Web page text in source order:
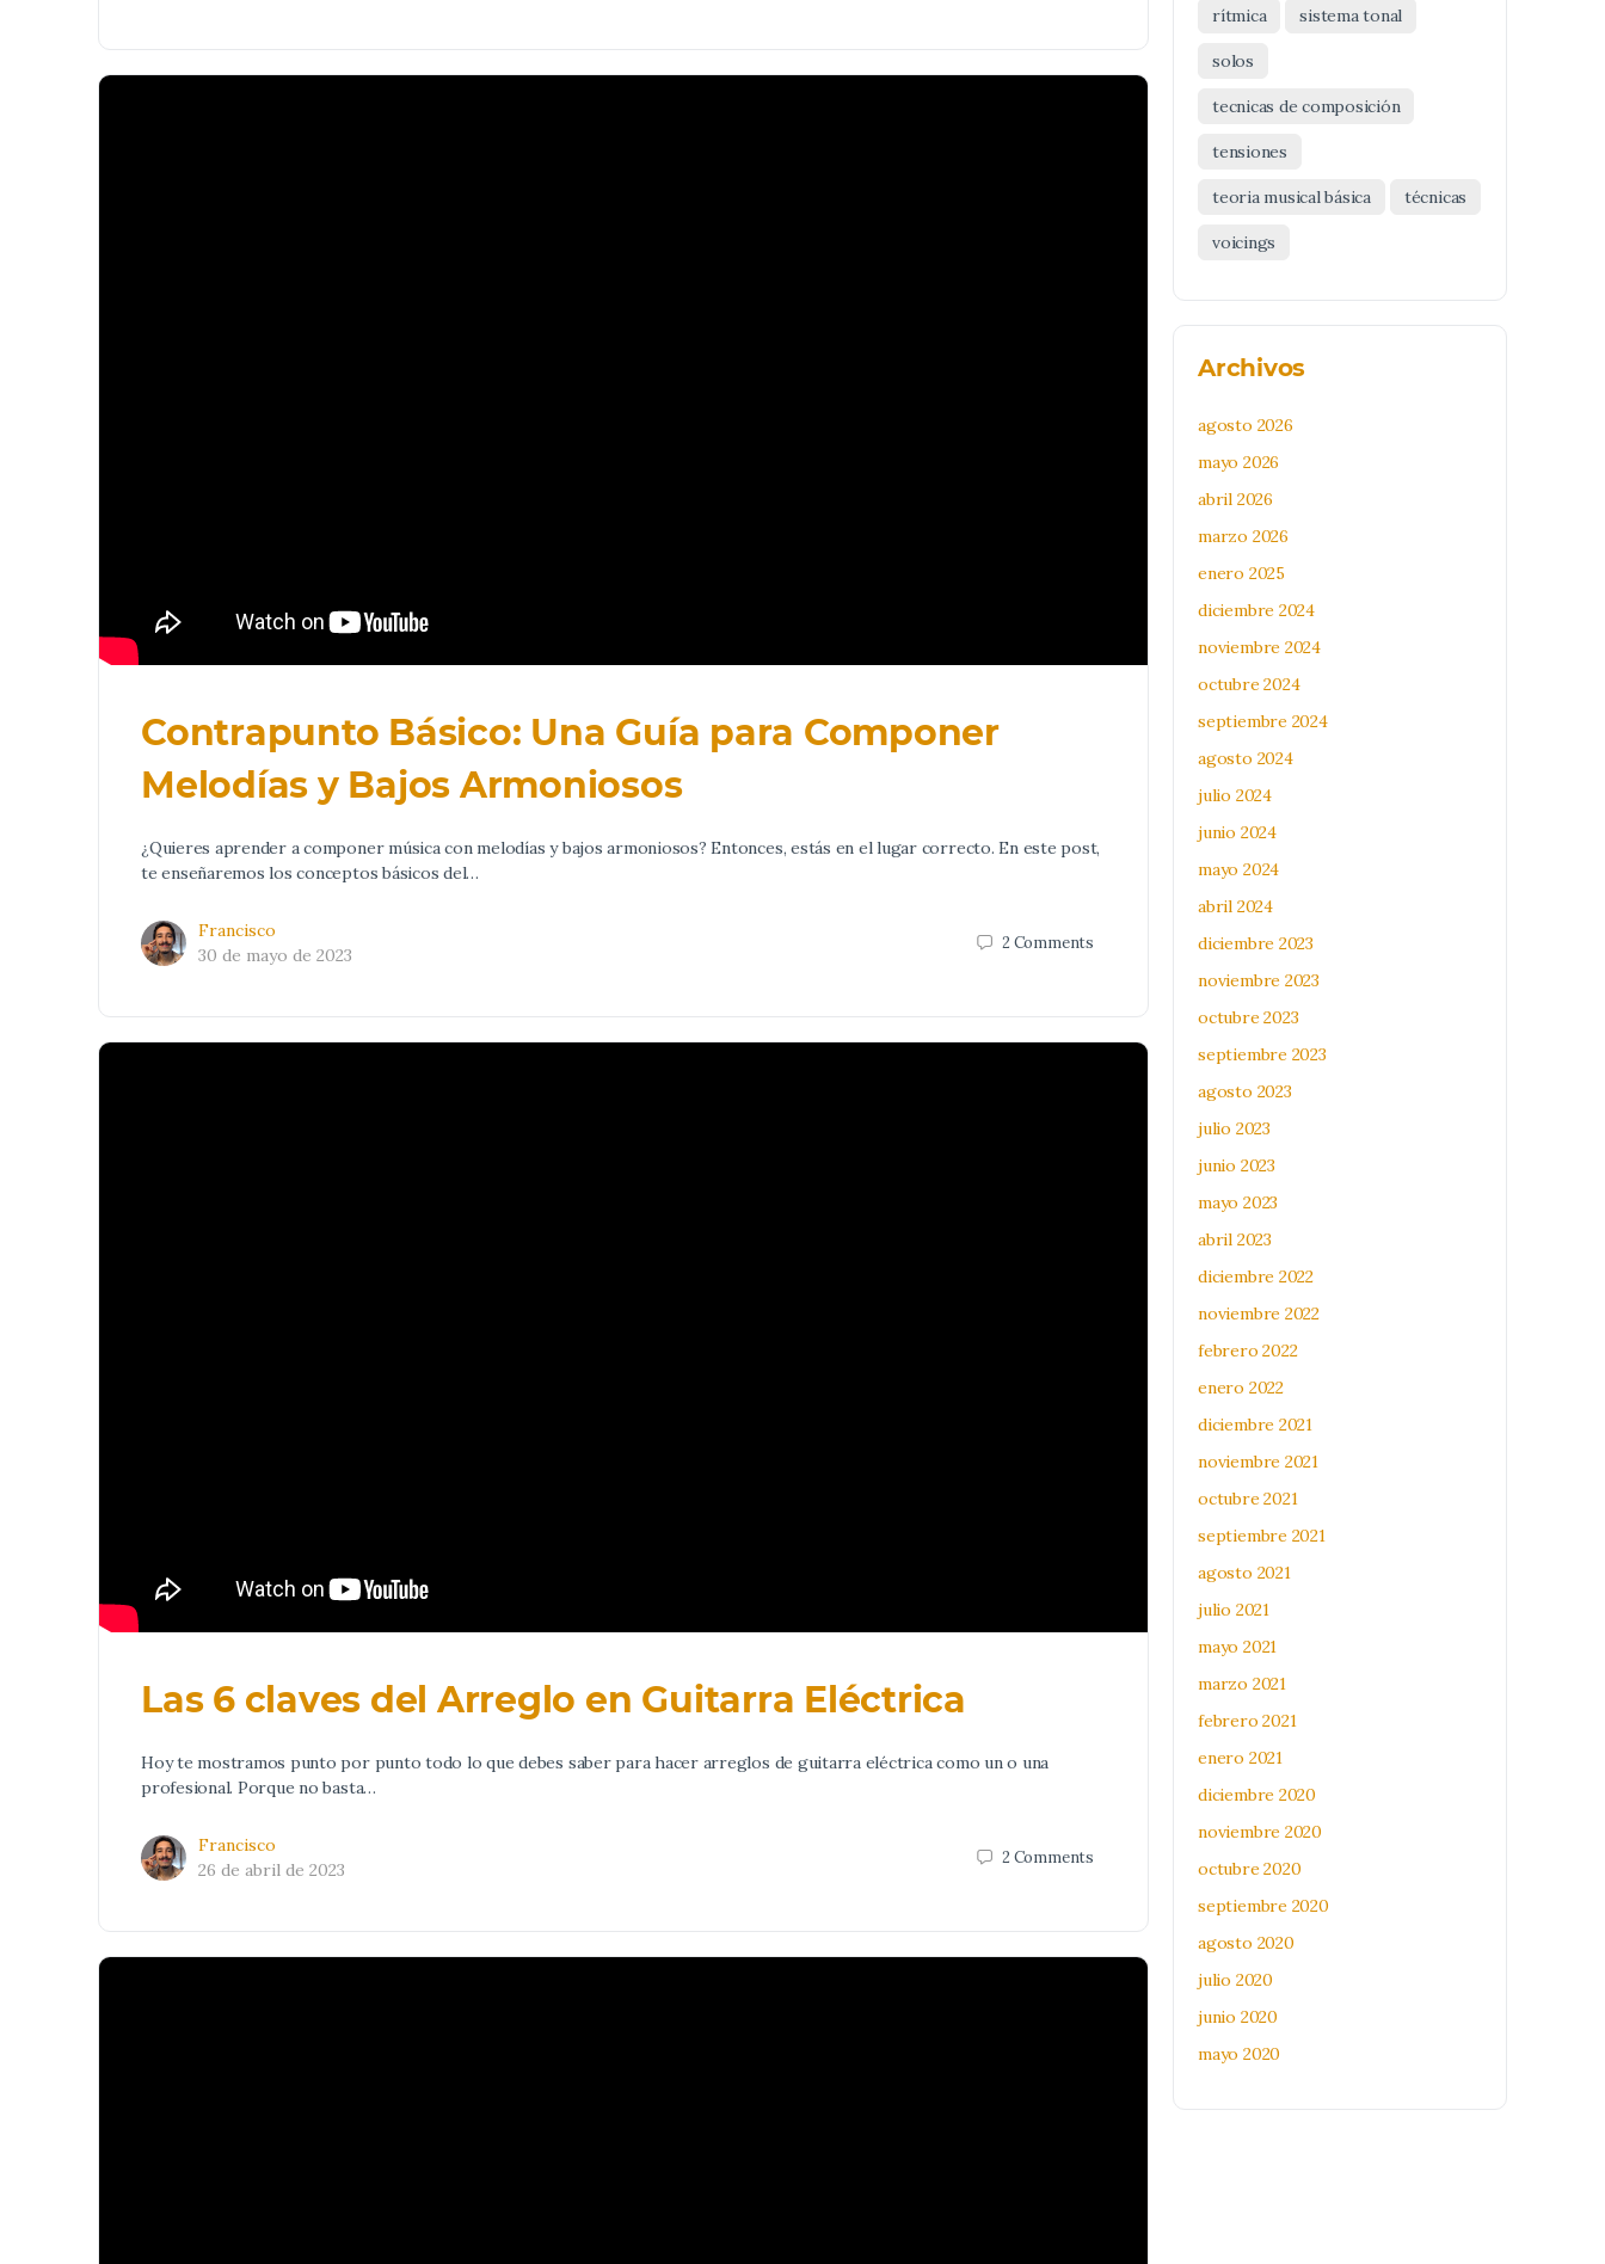
Contrapunto Básico: Una Guía para Componer
Melodías y Bajos Armoniosos
¿Quieres aprender a componer música con melodías y bajos armoniosos? Entonces, estás en el lugar correcto. En este post,
te enseñaremos los conceptos básicos del…
Francisco
30 de mayo de 2023
2 Comments
Las 6 claves del Arreglo en Guitarra Eléctrica
Hoy te mostramos punto por punto todo lo que debes saber para hacer arreglos de guitarra eléctrica como un o una
profesional. Porque no basta…
Francisco
26 de abril de 2023
2 Comments
rítmica sistema tonal
solos
tecnicas de composición
tensiones
teoria musical básica técnicas
voicings
Archivos
agosto 2026
mayo 2026
abril 2026
marzo 2026
enero 2025
diciembre 2024
noviembre 2024
octubre 2024
septiembre 2024
agosto 2024
julio 2024
junio 2024
mayo 2024
abril 2024
diciembre 2023
noviembre 2023
octubre 2023
septiembre 2023
agosto 2023
julio 2023
junio 2023
mayo 2023
abril 2023
diciembre 2022
noviembre 2022
febrero 2022
enero 2022
diciembre 2021
noviembre 2021
octubre 2021
septiembre 2021
agosto 2021
julio 2021
mayo 2021
marzo 2021
febrero 2021
enero 2021
diciembre 2020
noviembre 2020
octubre 2020
septiembre 2020
agosto 2020
julio 2020
junio 2020
mayo 2020